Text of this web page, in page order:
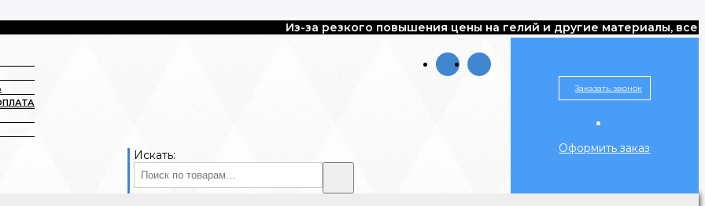
Из-за резкого повышения цены на гелий и другие материалы, все шары
Искать:
Заказать звонок
Оформить заказ